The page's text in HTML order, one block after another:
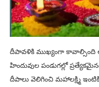
దీపావళికి ముఖ్యంగా
హిందువుల పండుగల్లో
దీపాలు వెలిగించి మహాలక్ష్మి